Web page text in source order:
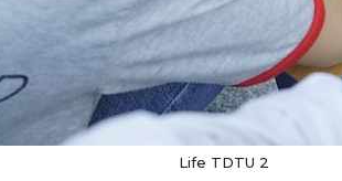
Life TDTU 2